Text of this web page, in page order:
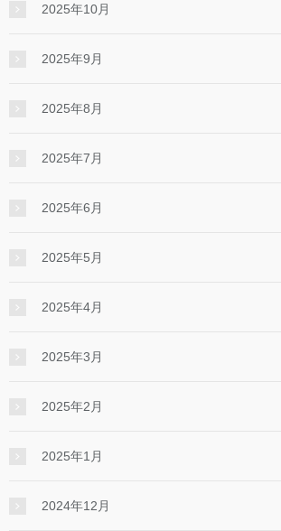
2025年10月
2025年9月
2025年8月
2025年7月
2025年6月
2025年5月
2025年4月
2025年3月
2025年2月
2025年1月
2024年12月